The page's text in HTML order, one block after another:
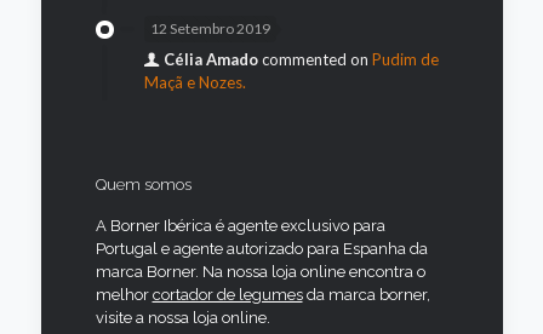
12 Setembro 2019
Célia Amadocommented on Pudim de
Maçã e Nozes.
Quem somos
A Borner Ibérica é agente exclusivo para
Portugal e agente autorizado para Espanha da
marca Borner. Na nossa loja online encontra o
melhor cortador de legumesda marca borner,
visite a nossa loja online.